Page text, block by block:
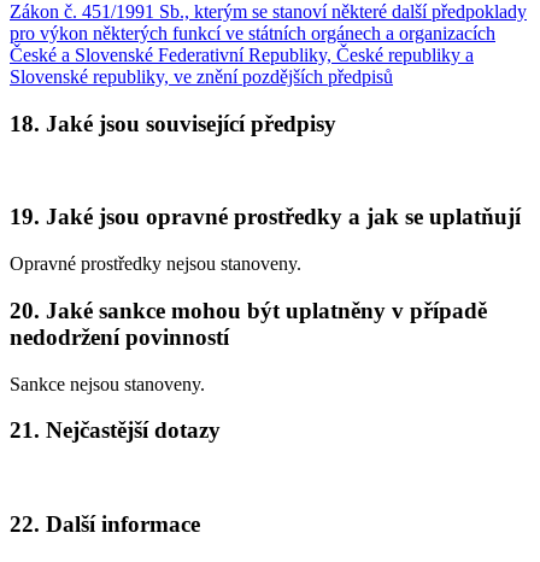
Zákon č. 451/1991 Sb., kterým se stanoví některé další předpoklady
pro výkon některých funkcí ve státních orgánech a organizacích
České a Slovenské Federativní Republiky, České republiky a
Slovenské republiky, ve znění pozdějších předpisů
18. Jaké jsou související předpisy
19. Jaké jsou opravné prostředky a jak se uplatňují
Opravné prostředky nejsou stanoveny.
20. Jaké sankce mohou být uplatněny v případě
nedodržení povinností
Sankce nejsou stanoveny.
21. Nejčastější dotazy
22. Další informace